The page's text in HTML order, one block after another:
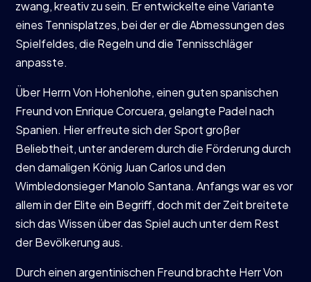
zwang, kreativ zu sein. Er entwickelte eine Variante
eines Tennisplatzes, bei der er die Abmessungen des
Spielfeldes, die Regeln und die Tennisschläger
anpasste.
Über Herrn Von Hohenlohe, einen guten spanischen
Freund von Enrique Corcuera, gelangte Padel nach
Spanien. Hier erfreute sich der Sport großer
Beliebtheit, unter anderem durch die Förderung durch
den damaligen König Juan Carlos und den
Wimbledonsieger Manolo Santana. Anfangs war es vor
allem in der Elite ein Begriff, doch mit der Zeit breitete
sich das Wissen über das Spiel auch unter dem Rest
der Bevölkerung aus.
Durch einen argentinischen Freund brachte Herr Von